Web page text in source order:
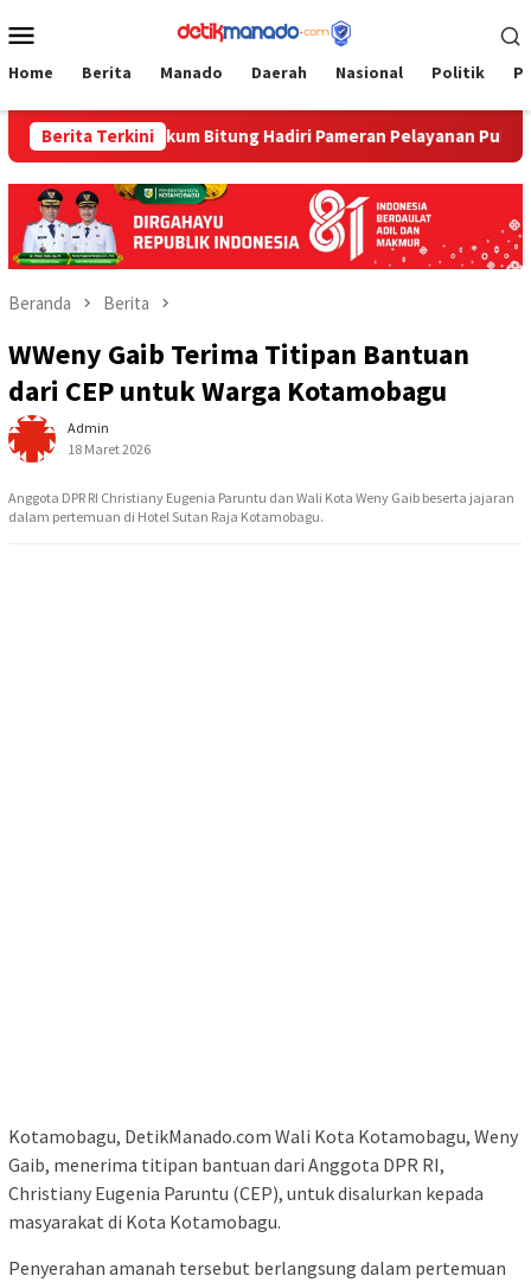
ke
Mobile
Home Berita Manado Daerah Nasional Politik
Berita Terkini
‎Bapelkum Bitung Hadiri Pameran Pelayanan Publik
Beranda Berita
WWeny Gaib Terima Titipan Bantuan
dari CEP untuk Warga Kotamobagu
Admin
18 Maret 2026
Anggota DPR RI Christiany Eugenia Paruntu dan Wali Kota Weny Gaib beserta jajaran
dalam pertemuan di Hotel Sutan Raja Kotamobagu.
Kotamobagu, DetikManado.com Wali Kota Kotamobagu, Weny
Gaib, menerima titipan bantuan dari Anggota DPR RI,
Christiany Eugenia Paruntu (CEP), untuk disalurkan kepada
masyarakat di Kota Kotamobagu.
Penyerahan amanah tersebut berlangsung dalam pertemuan